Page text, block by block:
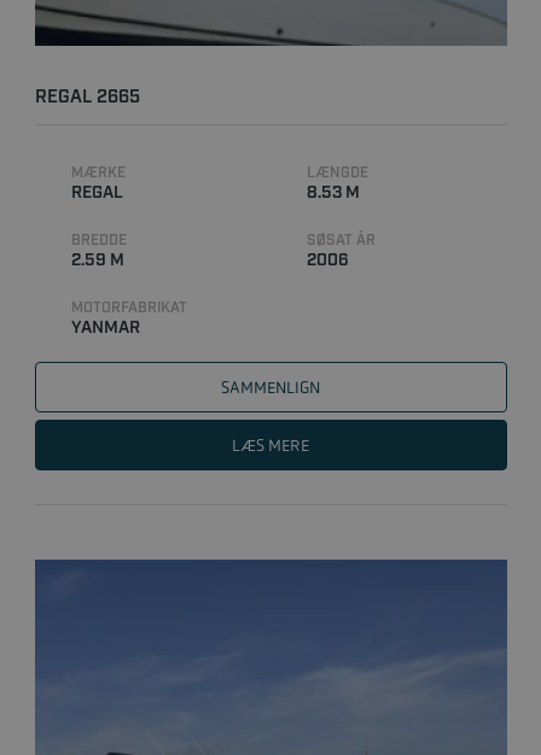
REGAL 2665
MÆRKE
REGAL
LÆNGDE
8.53 M
BREDDE
2.59 M
SØSAT ÅR
2006
MOTORFABRIKAT
YANMAR
SAMMENLIGN
LÆS MERE